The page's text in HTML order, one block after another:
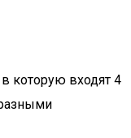
которую входят 4